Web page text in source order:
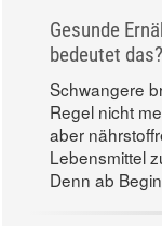
Gesunde
bedeutet das?
Schwangere
Regel nicht
aber
Lebensmittel
Denn ab